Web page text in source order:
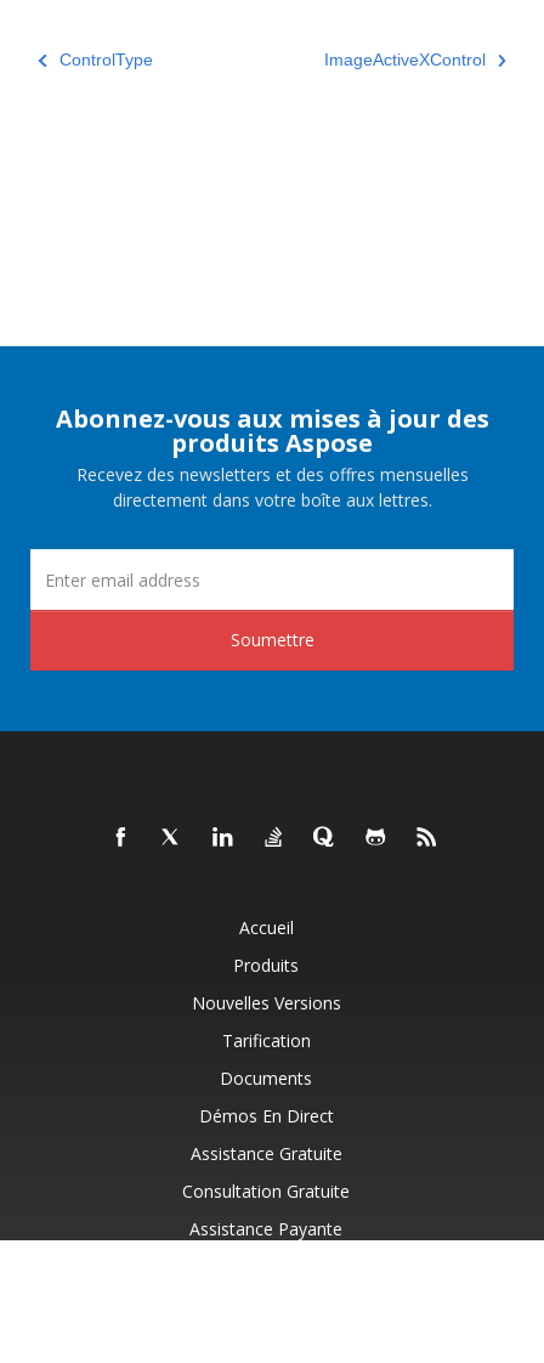
ControlType ImageActiveXControl
Abonnez-vous aux mises à jour des
produits Aspose
Recevez des newsletters et des offres mensuelles
directement dans votre boîte aux lettres.
Soumettre
Accueil
Produits
Nouvelles Versions
Tarification
Documents
Démos En Direct
Assistance Gratuite
Consultation Gratuite
Assistance Payante